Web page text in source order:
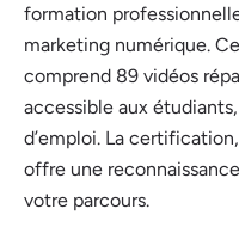
formation
marketing numérique.
comprend 89 vidéos
accessible aux
d’emploi. La
offre une
votre parcours.